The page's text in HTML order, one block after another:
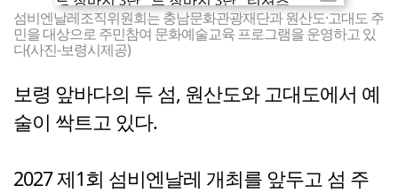
섬비엔날레조직위원회는 충남문화관광재단과 원산도·고대도 주
민을 대상으로 주민참여 문화예술교육 프로그램을 운영하고 있
다(사진-보령시제공)
보령 앞바다의 두 섬, 원산도와 고대도에서 예
술이 싹트고 있다.
2027 제1회 섬비엔날레 개최를 앞두고 섬 주